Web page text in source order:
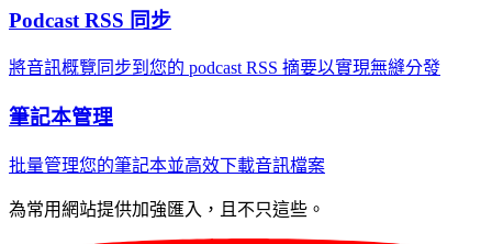
Podcast RSS 同步
將音訊概覽同步到您的 podcast RSS 摘要以實現無縫分發
筆記本管理
批量管理您的筆記本並高效下載音訊檔案
為常用網站提供加強匯入，且不只這些。